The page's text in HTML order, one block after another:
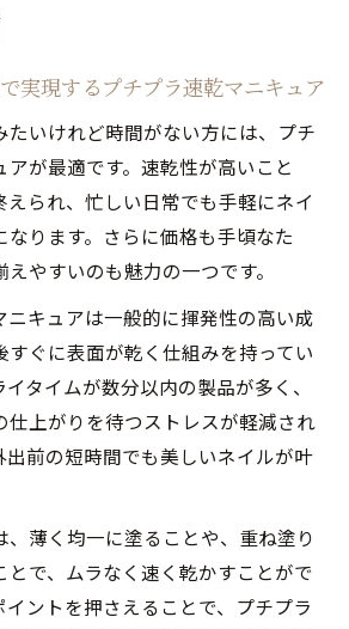
実現するプチプラ速乾マニキュア
たいけれど時間がない方には、プチ
アが最適です。速乾性が高いこと
えられ、忙しい日常でも手軽にネイ
なります。さらに価格も手頃なた
やすいのも魅力の一つです。
ニキュアは一般的に揮発性の高い成
ぐに表面が乾く仕組みを持ってい
タイムが数分以内の製品が多く、
仕上がりを待つストレスが軽減され
出前の短時間でも美しいネイルが叶
、薄く均一に塗ることや、重ね塗り
とで、ムラなく速く乾かすことがで
イントを押さえることで、プチプラ